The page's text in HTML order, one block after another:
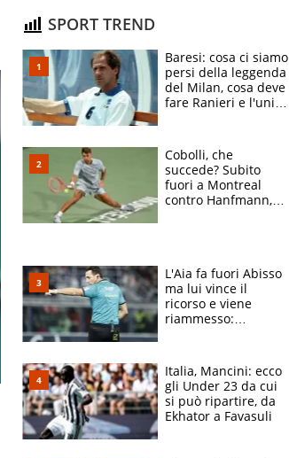
SPORT TREND
Baresi: cosa ci siamo
persi della leggenda
del Milan, cosa deve
fare Ranieri e l'unico
Cobolli, che
succede? Subito
fuori a Montreal
contro Hanfmann,
L'Aia fa fuori Abisso
ma lui vince il
ricorso e viene
riammesso:
Italia, Mancini: ecco
gli Under 23 da cui
si può ripartire, da
Ekhator a Favasuli